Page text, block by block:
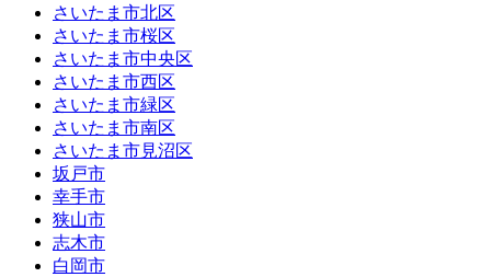
さいたま市北区
さいたま市桜区
さいたま市中央区
さいたま市西区
さいたま市緑区
さいたま市南区
さいたま市見沼区
坂戸市
幸手市
狭山市
志木市
白岡市